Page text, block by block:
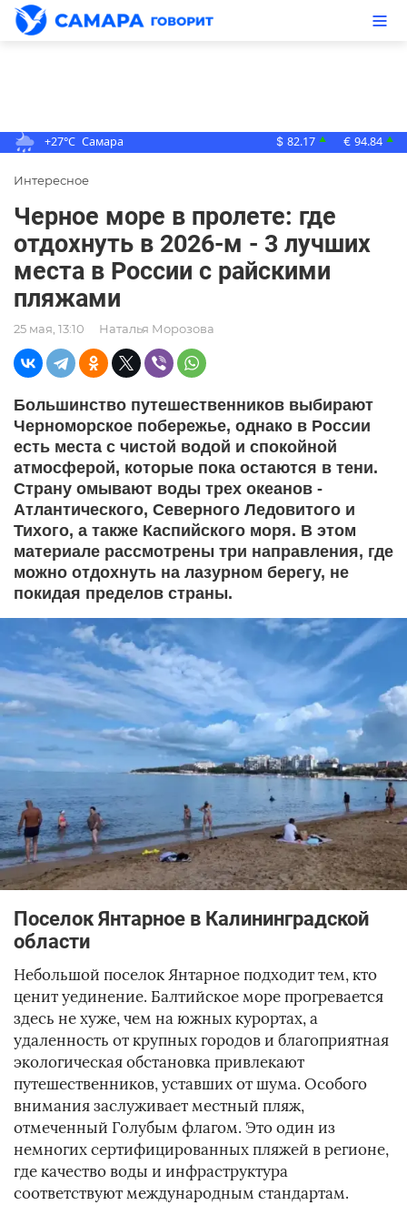
+27°C Самара $ 82.17 ▲ € 94.84 ▲
Интересное
Черное море в пролете: где
отдохнуть в 2026-м - 3 лучших
места в России с райскими
пляжами
25 мая, 13:10 Наталья Морозова
Большинство путешественников выбирают
Черноморское побережье, однако в России
есть места с чистой водой и спокойной
атмосферой, которые пока остаются в тени.
Страну омывают воды трех океанов -
Атлантического, Северного Ледовитого и
Тихого, а также Каспийского моря. В этом
материале рассмотрены три направления, где
можно отдохнуть на лазурном берегу, не
покидая пределов страны.
Поселок Янтарное в Калининградской
области
Небольшой поселок Янтарное подходит тем, кто
ценит уединение. Балтийское море прогревается
здесь не хуже, чем на южных курортах, а
удаленность от крупных городов и благоприятная
экологическая обстановка привлекают
путешественников, уставших от шума. Особого
внимания заслуживает местный пляж,
отмеченный Голубым флагом. Это один из
немногих сертифицированных пляжей в регионе,
где качество воды и инфраструктура
соответствуют международным стандартам.